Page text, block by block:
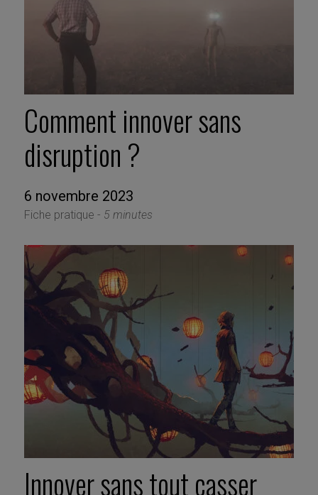
Comment innover sans
disruption ?
6 novembre 2023
Fiche pratique - 5 minutes
Innover sans tout casser